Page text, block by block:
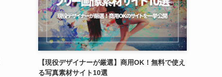
【現役デザイナーが厳選】商用OK！無料で使え
る写真素材サイト10選